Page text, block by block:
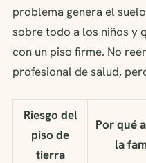
problema genera el
sobre todo a los niños y
con un piso firme. No
profesional de salud,
Riesgo del
piso de
tierra
Por qué
la